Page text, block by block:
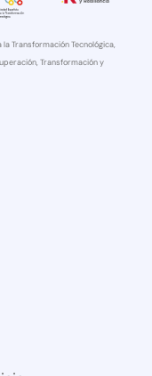
Transformación Tecnológica,
Transformación y